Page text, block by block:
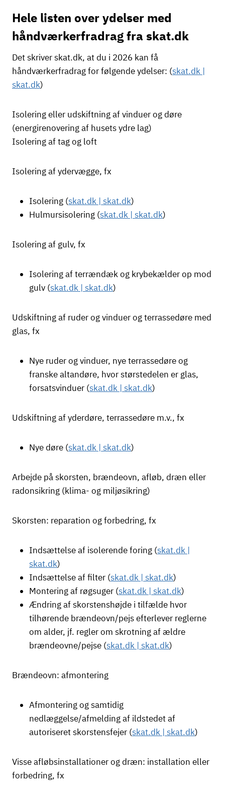
Hele listen over ydelser med
håndværkerfradrag fra skat.dk
Det skriver skat.dk, at du i 2026 kan få
håndværkerfradrag for følgende ydelser: (skat.dk |
skat.dk)
Isolering eller udskiftning af vinduer og døre
(energirenovering af husets ydre lag)
Isolering af tag og loft
Isolering af ydervægge, fx
Isolering (skat.dk | skat.dk)
Hulmursisolering (skat.dk | skat.dk)
Isolering af gulv, fx
Isolering af terrændæk og krybekælder op mod
gulv (skat.dk | skat.dk)
Udskiftning af ruder og vinduer og terrassedøre med
glas, fx
Nye ruder og vinduer, nye terrassedøre og
franske altandøre, hvor størstedelen er glas,
forsatsvinduer (skat.dk | skat.dk)
Udskiftning af yderdøre, terrassedøre m.v., fx
Nye døre (skat.dk | skat.dk)
Arbejde på skorsten, brændeovn, afløb, dræn eller
radonsikring (klima- og miljøsikring)
Skorsten: reparation og forbedring, fx
Indsættelse af isolerende foring (skat.dk |
skat.dk)
Indsættelse af filter (skat.dk | skat.dk)
Montering af røgsuger (skat.dk | skat.dk)
Ændring af skorstenshøjde i tilfælde hvor
tilhørende brændeovn/pejs efterlever reglerne
om alder, jf. regler om skrotning af ældre
brændeovne/pejse (skat.dk | skat.dk)
Brændeovn: afmontering
Afmontering og samtidig
nedlæggelse/afmelding af ildstedet af
autoriseret skorstensfejer (skat.dk | skat.dk)
Visse afløbsinstallationer og dræn: installation eller
forbedring, fx